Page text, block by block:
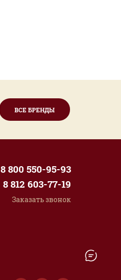
ВСЕ БРЕНДЫ
8 800 550-95-93
8 812 603-77-19
Заказать звонок